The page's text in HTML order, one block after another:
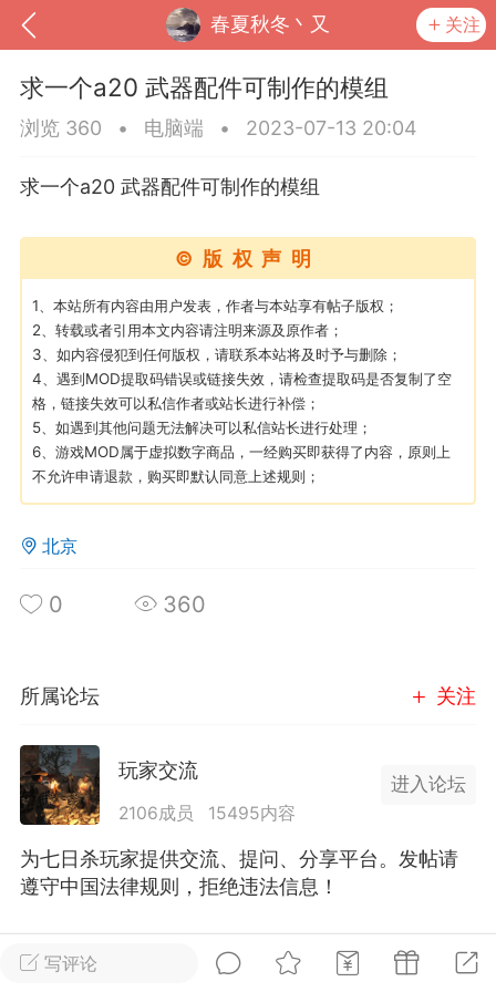
春夏秋冬丶又 关注
我的钱包 道具 排行榜
MOD下载 攻略教程 联机招募
大人
作弊模组的发布规范近期收到一些信息
环境，中文网特此发布以下声明，规范
模组的发布行为：1. *...
汉
72 2.23w
大人
Lv.8
写评论
求一个a20 武器配件可制作的模组
浏览 360 • 电脑端 • 2023-07-13 20:04
求一个a20 武器配件可制作的模组
©版权声明
1、本站所有内容由用户发表，作者与本站享有帖子版权；
2、转载或者引用本文内容请注明来源及原作者；
3、如内容侵犯到任何版权，请联系本站将及时予与删除；
4、遇到MOD提取码错误或链接失效，请检查提取码是否复制了空
格，链接失效可以私信作者或站长进行补偿；
5、如遇到其他问题无法解决可以私信站长进行处理；
6、游戏MOD属于虚拟数字商品，一经购买即获得了内容，原则上
不允许申请退款，购买即默认同意上述规则；
北京
0 360
所属论坛 关注
玩家交流
2106成员 15495内容
进入论坛
为七日杀玩家提供交流、提问、分享平台。发帖请
遵守中国法律规则，拒绝违法信息！
全部 0 正序